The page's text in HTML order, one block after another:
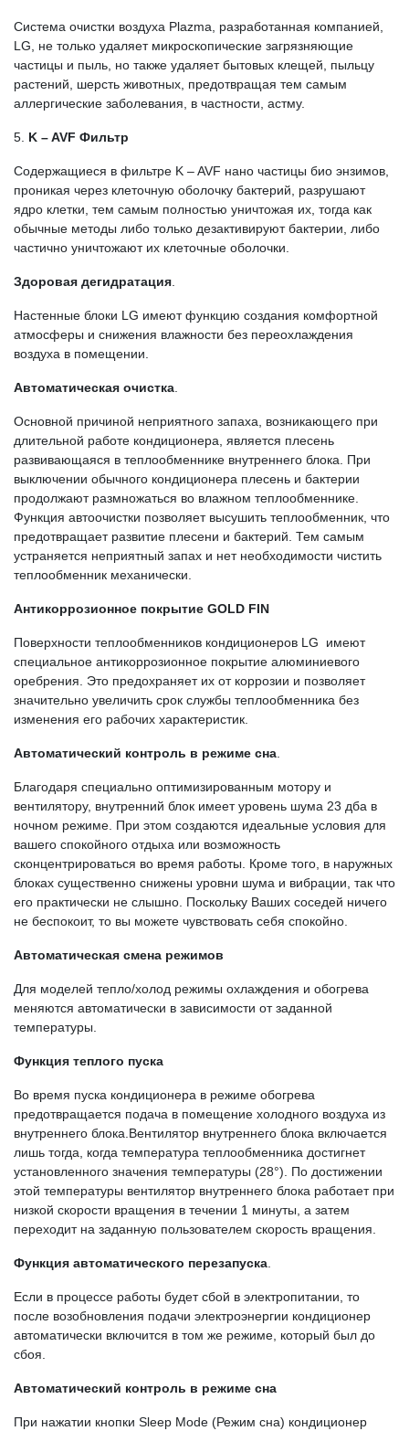
Система очистки воздуха Plazmа, разработанная компанией,
LG, не только удаляет микроскопические загрязняющие
частицы и пыль, но также удаляет бытовых клещей, пыльцу
растений, шерсть животных, предотвращая тем самым
аллергические заболевания, в частности, астму.
5. K – AVF Фильтр
Содержащиеся в фильтре K – AVF нано частицы био энзимов,
проникая через клеточную оболочку бактерий, разрушают
ядро клетки, тем самым полностью уничтожая их, тогда как
обычные методы либо только дезактивируют бактерии, либо
частично уничтожают их клеточные оболочки.
Здоровая дегидратация
Настенные блоки LG имеют функцию создания комфортной
атмосферы и снижения влажности без переохлаждения
воздуха в помещении.
Автоматическая очистка
Основной причиной неприятного запаха, возникающего при
длительной работе кондиционера, является плесень
развивающаяся в теплообменнике внутреннего блока. При
выключении обычного кондиционера плесень и бактерии
продолжают размножаться во влажном теплообменнике.
Функция автоочистки позволяет высушить теплообменник, что
предотвращает развитие плесени и бактерий. Тем самым
устраняется неприятный запах и нет необходимости чистить
теплообменник механически.
Антикоррозионное покрытие GOLD FIN
Поверхности теплообменников кондиционеров LG имеют
специальное антикоррозионное покрытие алюминиевого
оребрения. Это предохраняет их от коррозии и позволяет
значительно увеличить срок службы теплообменника без
изменения его рабочих характеристик.
Автоматический контроль в режиме сна
Благодаря специально оптимизированным мотору и
вентилятору, внутренний блок имеет уровень шума 23 дба в
ночном режиме. При этом создаются идеальные условия для
вашего спокойного отдыха или возможность
сконцентрироваться во время работы. Кроме того, в наружных
блоках существенно снижены уровни шума и вибрации, так что
его практически не слышно. Поскольку Ваших соседей ничего
не беспокоит, то вы можете чувствовать себя спокойно.
Автоматическая смена режимов
Для моделей тепло/холод режимы охлаждения и обогрева
меняются автоматически в зависимости от заданной
температуры.
Функция теплого пуска
Во время пуска кондиционера в режиме обогрева
предотвращается подача в помещение холодного воздуха из
внутреннего блока.Вентилятор внутреннего блока включается
лишь тогда, когда температура теплообменника достигнет
установленного значения температуры (28°). По достижении
этой температуры вентилятор внутреннего блока работает при
низкой скорости вращения в течении 1 минуты, а затем
переходит на заданную пользователем скорость вращения.
Функция автоматического перезапуска
Если в процессе работы будет сбой в электропитании, то
после возобновления подачи электроэнергии кондиционер
автоматически включится в том же режиме, который был до
сбоя.
Автоматический контроль в режиме сна
При нажатии кнопки Sleep Mode (Режим сна) кондиционер